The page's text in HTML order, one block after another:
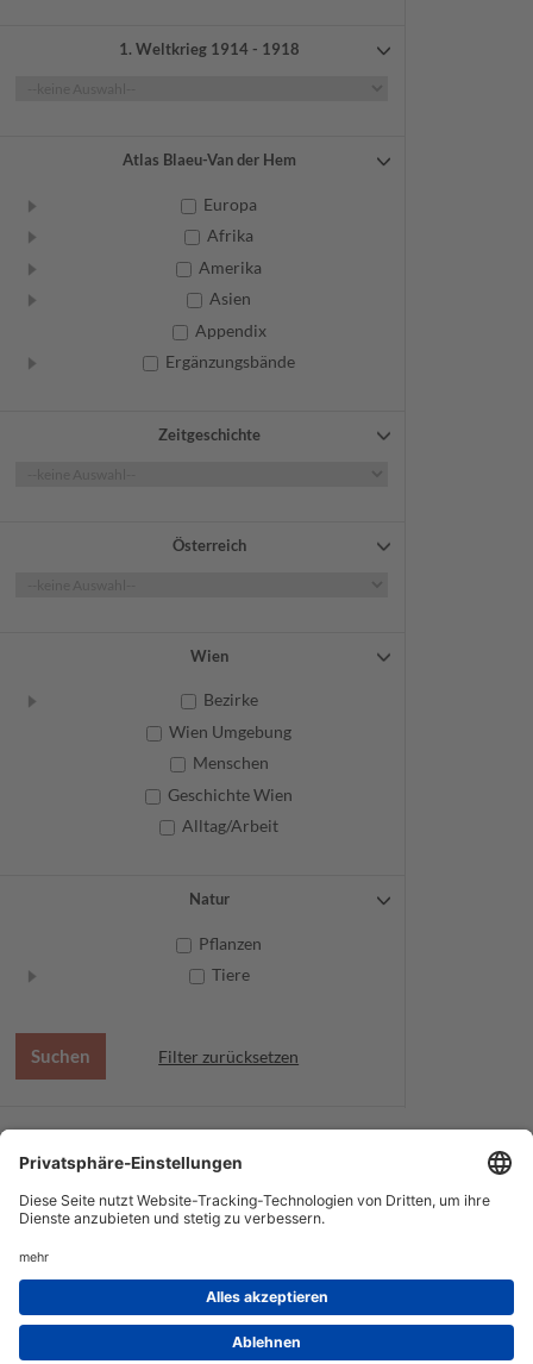
Geistliche
Weitere
1. Weltkrieg 1914 - 1918
Atlas Blaeu-Van der Hem
Europa
Afrika
Amerika
Asien
Appendix
Ergänzungsbände
Zeitgeschichte
Österreich
Wien
Bezirke
Wien Umgebung
Menschen
Geschichte Wien
Alltag/Arbeit
Natur
Pflanzen
Tiere
Filter zurücksetzen
Datenschutz
Service